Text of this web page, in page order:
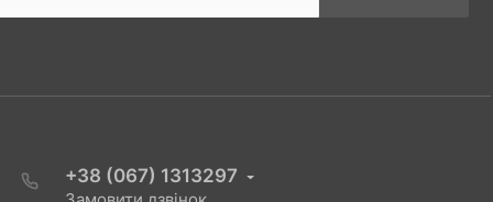
+38 (067) 1313297